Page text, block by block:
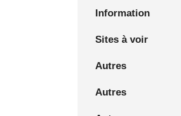
Information
Sites à voir
Autres
Autres